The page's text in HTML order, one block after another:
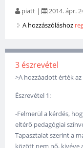
piatt | 2014. ápr.
A hozzászóláshoz
3 észrevétel
>A hozzáadott érték
Észrevétel 1:
-Felmerül a kérdés,
eltérő pedagógiai
Tapasztalat szerint a